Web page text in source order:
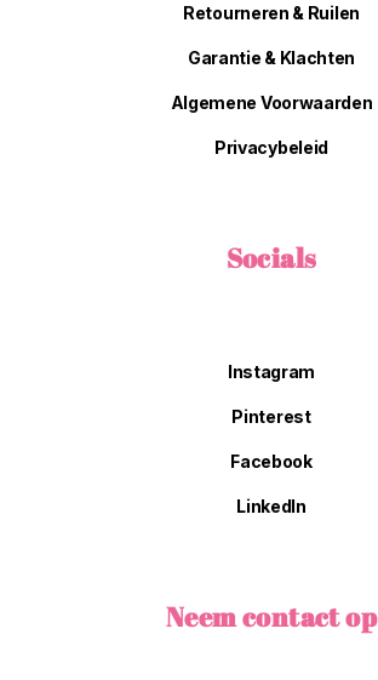
Retourneren & Ruilen
Garantie & Klachten
Algemene Voorwaarden
Privacybeleid
Socials
Instagram
Pinterest
Facebook
LinkedIn
Neem contact op